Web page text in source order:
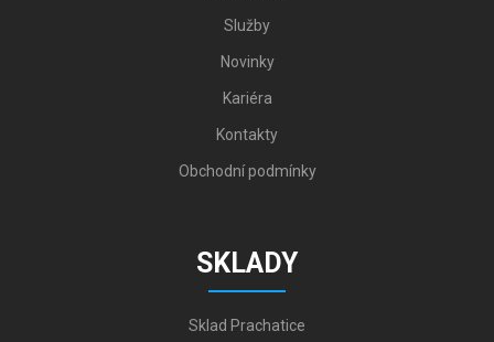
Služby
Novinky
Kariéra
Kontakty
Obchodní podmínky
SKLADY
Sklad Prachatice